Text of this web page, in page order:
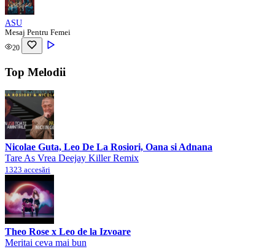
ASU
Mesaj Pentru Femei
20
Top Melodii
Nicolae Guta, Leo De La Rosiori, Oana si Adnana
Tare As Vrea Deejay Killer Remix
1323 accesări
Theo Rose x Leo de la Izvoare
Meritai ceva mai bun